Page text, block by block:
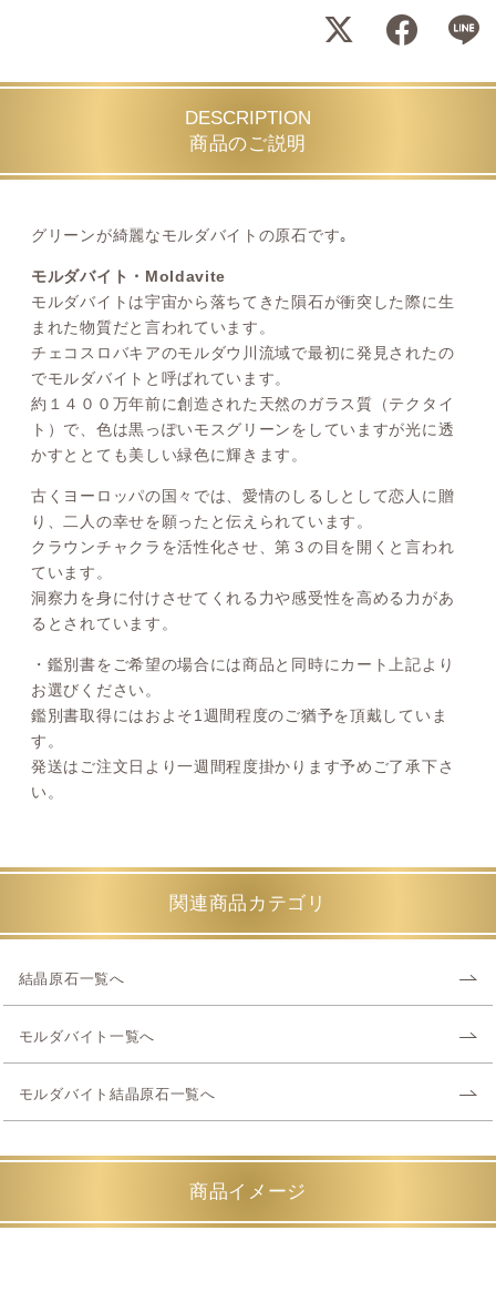
DESCRIPTION
商品のご説明
グリーンが綺麗なモルダバイトの原石です｡
モルダバイト・Moldavite
モルダバイトは宇宙から落ちてきた隕石が衝突した際に生
まれた物質だと言われています。
チェコスロバキアのモルダウ川流域で最初に発見されたの
でモルダバイトと呼ばれています。
約１４００万年前に創造された天然のガラス質（テクタイ
ト）で、色は黒っぽいモスグリーンをしていますが光に透
かすととても美しい緑色に輝きます。
古くヨーロッパの国々では、愛情のしるしとして恋人に贈
り、二人の幸せを願ったと伝えられています。
クラウンチャクラを活性化させ、第３の目を開くと言われ
ています。
洞察力を身に付けさせてくれる力や感受性を高める力があ
るとされています。
・鑑別書をご希望の場合には商品と同時にカート上記より
お選びください。
鑑別書取得にはおよそ1週間程度のご猶予を頂戴していま
す。
発送はご注文日より一週間程度掛かります予めご了承下さ
い。
関連商品カテゴリ
結晶原石一覧へ
モルダバイト一覧へ
モルダバイト結晶原石一覧へ
商品イメージ